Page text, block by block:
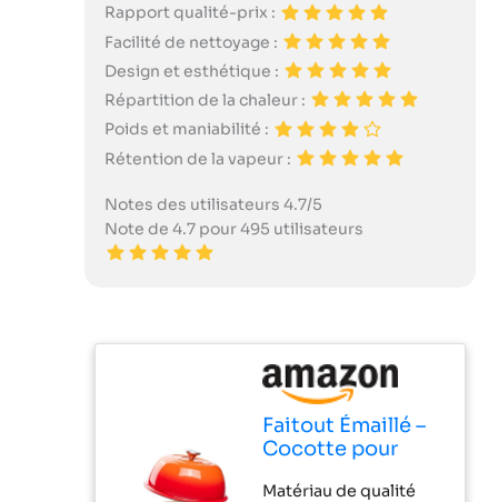
Rapport qualité-prix :
Facilité de nettoyage :
Design et esthétique :
Répartition de la chaleur :
Poids et maniabilité :
Rétention de la vapeur :
Notes des utilisateurs 4.7/5
Note de 4.7 pour 495 utilisateurs
Faitout Émaillé –
Cocotte pour
au Levain –
Matériau de qualité